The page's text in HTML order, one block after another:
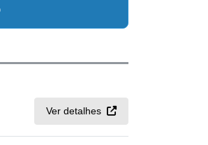
Ver detalhes